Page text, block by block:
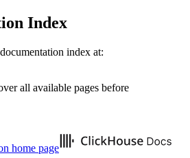
Index
index at:
all available pages before
home page